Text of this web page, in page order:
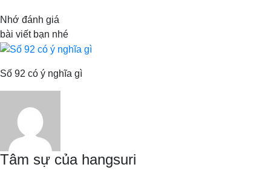
Nhớ đánh giá
bài viết bạn nhé
Số 92 có ý nghĩa gì
Tâm sự của hangsuri